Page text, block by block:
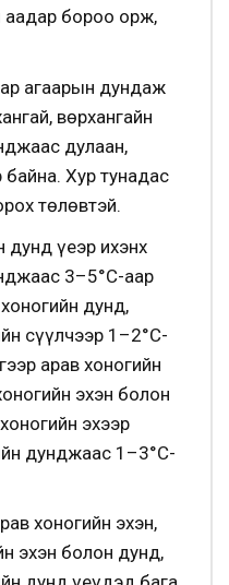
аадар бороо орж,
агаарын дундаж
Өвөрхангайн
дулаан,
Хур тунадас
төлөвтэй.
дунд үеэр ихэнх
3–5°С-аар
дунд,
сүүлчээр 1–2°С-
арав хоногийн
эхэн болон
эхээр
дунджаас 1–3°С-
хоногийн эхэн,
эхэн болон дунд,